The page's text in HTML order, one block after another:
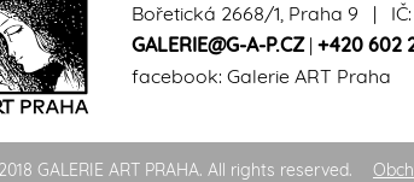
Bořetická 2668/1, Praha 9 | IČ:
GALERIE@G-A-P.CZ| +420 602
facebook: Galerie ART Praha
GALERIE ART PRAHA. All rights reserved.